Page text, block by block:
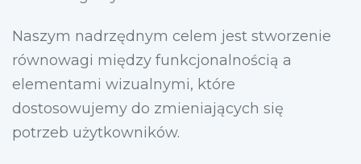
Naszym nadrzędnym celem jest stworzenie
równowagi między funkcjonalnością a
elementami wizualnymi, które
dostosowujemy do zmieniających się
potrzeb użytkowników.